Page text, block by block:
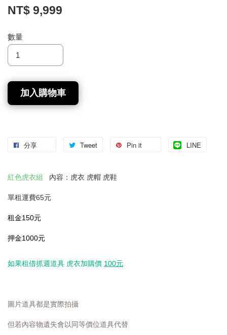
NT$ 9,999
數量
加入購物車
分享 Tweet Pin it LINE
紅色虎衣組 內容：虎衣 虎帽 虎鞋
單租運費65元
租金150元
押金1000元
如果租借抓週道具 虎衣加購價 100元
圖片道具都是實際拍攝
但若內容物遺失會以同等價位道具代替